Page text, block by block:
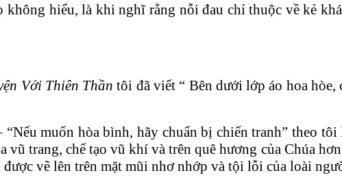
không hiểu, là khi nghĩ rằng nỗi đau chỉ thuộc về kẻ
Với Thiên Thần tôi đã viết “ Bên dưới lớp áo hoa
“Nếu muốn hòa bình, hãy chuẩn bị chiến tranh” theo
vũ trang, chế tạo vũ khí và trên quê hương của Chúa
được vẽ lên trên mặt mũi nhơ nhớp và tội lỗi của loài